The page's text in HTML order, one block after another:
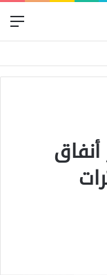
في «كاودا»